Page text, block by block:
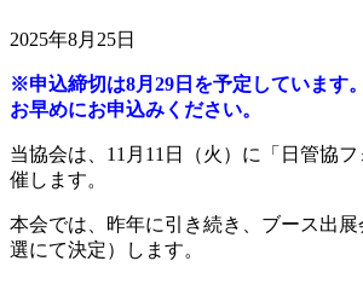
2025年8月25日
※申込締切は8月29日を予定しています
お早めにお申込みください。
当協会は、11月11日（火）に「日管協フ
催します。
本会では、昨年に引き続き、ブース出
選にて決定）します。